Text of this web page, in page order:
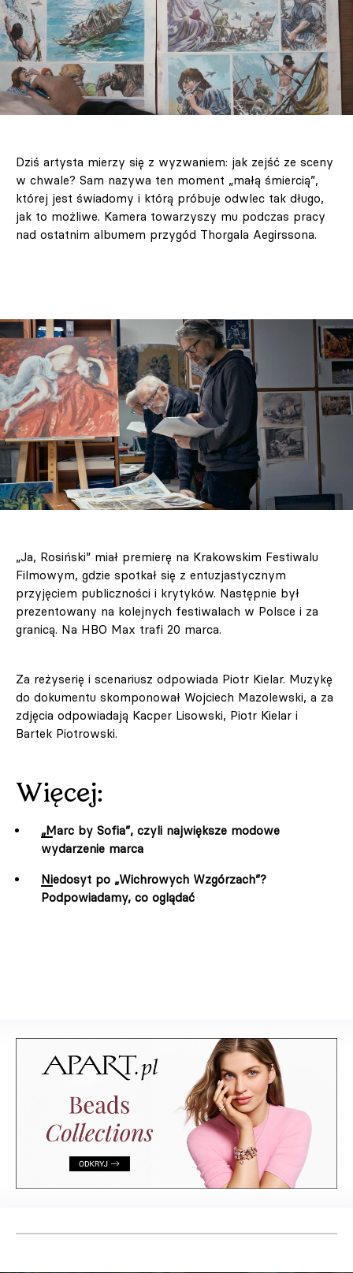
Dziś artysta mierzy się z wyzwaniem: jak zejść ze sceny
w chwale? Sam nazywa ten moment „małą śmiercią”,
której jest świadomy i którą próbuje odwlec tak długo,
jak to możliwe. Kamera towarzyszy mu podczas pracy
nad ostatnim albumem przygód Thorgala Aegirssona.
„Ja, Rosiński” miał premierę na Krakowskim Festiwalu
Filmowym, gdzie spotkał się z entuzjastycznym
przyjęciem publiczności i krytyków. Następnie był
prezentowany na kolejnych festiwalach w Polsce i za
granicą. Na HBO Max trafi 20 marca.
Za reżyserię i scenariusz odpowiada Piotr Kielar. Muzykę
do dokumentu skomponował Wojciech Mazolewski, a za
zdjęcia odpowiadają Kacper Lisowski, Piotr Kielar i
Bartek Piotrowski.
Więcej:
„Marc by Sofia”, czyli największe modowe
wydarzenie marca
Niedosyt po „Wichrowych Wzgórzach”?
Podpowiadamy, co oglądać